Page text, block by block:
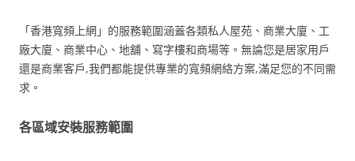
「香港寬頻上網」的服務範圍涵蓋各類私人屋苑、商業大廈、工
廠大廈、商業中心、地舖、寫字樓和商場等。無論您是居家用戶
還是商業客戶,我們都能提供專業的寬頻網絡方案,滿足您的不同需
求。
各區域安裝服務範圍